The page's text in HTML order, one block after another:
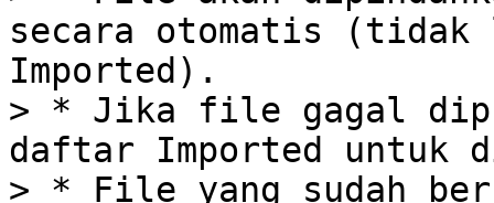
secara otomatis
Imported).
> * Jika file gagal
daftar Imported
> * File yang sudah